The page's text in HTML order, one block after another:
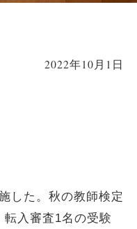
2022年10月1日
した。秋の教師検定
入審査1名の受験